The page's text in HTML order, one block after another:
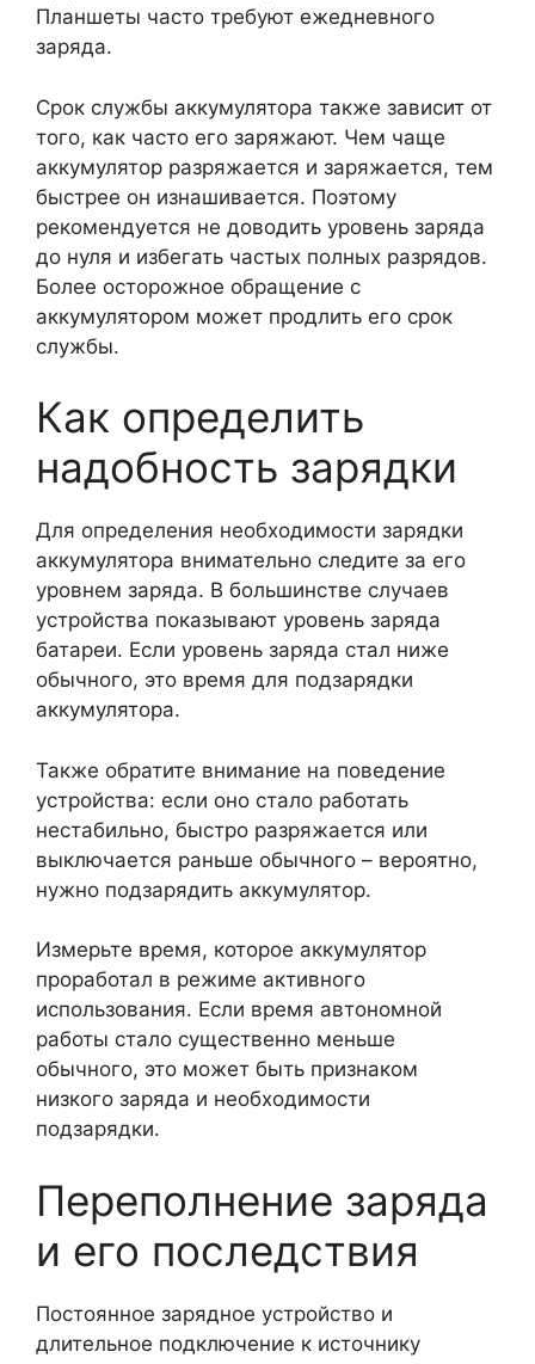
Планшеты часто требуют ежедневного
заряда.
Срок службы аккумулятора также зависит от
того, как часто его заряжают. Чем чаще
аккумулятор разряжается и заряжается, тем
быстрее он изнашивается. Поэтому
рекомендуется не доводить уровень заряда
до нуля и избегать частых полных разрядов.
Более осторожное обращение с
аккумулятором может продлить его срок
службы.
Как определить
надобность зарядки
Для определения необходимости зарядки
аккумулятора внимательно следите за его
уровнем заряда. В большинстве случаев
устройства показывают уровень заряда
батареи. Если уровень заряда стал ниже
обычного, это время для подзарядки
аккумулятора.
Также обратите внимание на поведение
устройства: если оно стало работать
нестабильно, быстро разряжается или
выключается раньше обычного – вероятно,
нужно подзарядить аккумулятор.
Измерьте время, которое аккумулятор
проработал в режиме активного
использования. Если время автономной
работы стало существенно меньше
обычного, это может быть признаком
низкого заряда и необходимости
подзарядки.
Переполнение заряда
и его последствия
Постоянное зарядное устройство и
длительное подключение к источнику